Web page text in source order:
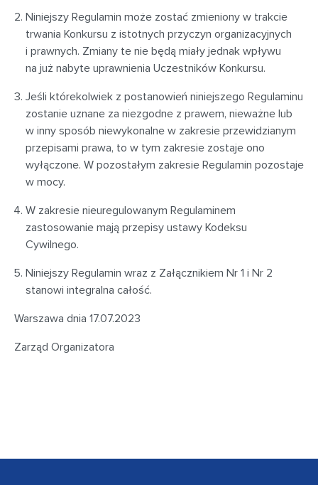
Niniejszy Regulamin może zostać zmieniony w trakcie
trwania Konkursu z istotnych przyczyn organizacyjnych
i prawnych. Zmiany te nie będą miały jednak wpływu
na już nabyte uprawnienia Uczestników Konkursu.
Jeśli którekolwiek z postanowień niniejszego Regulaminu
zostanie uznane za niezgodne z prawem, nieważne lub
w inny sposób niewykonalne w zakresie przewidzianym
przepisami prawa, to w tym zakresie zostaje ono
wyłączone. W pozostałym zakresie Regulamin pozostaje
w mocy.
W zakresie nieuregulowanym Regulaminem
zastosowanie mają przepisy ustawy Kodeksu
Cywilnego.
Niniejszy Regulamin wraz z Załącznikiem Nr 1 i Nr 2
stanowi integralna całość.
Warszawa dnia 17.07.2023
Zarząd Organizatora